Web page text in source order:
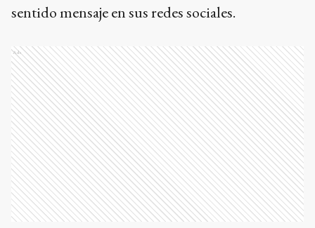
sentido mensaje en sus redes sociales.
Ads